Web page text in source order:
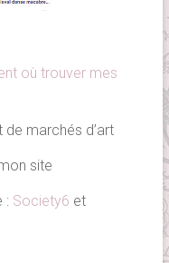
où trouver mes
marchés d’art
site
: Society6 et